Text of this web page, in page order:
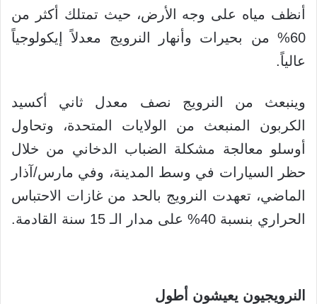
أنظف مياه على وجه الأرض، حيث تمتلك أكثر من
60% من بحيرات وأنهار النرويج معدلاً إيكولوجياً
عالياً.
وينبعث من النرويج نصف معدل ثاني أكسيد
الكربون المنبعث من الولايات المتحدة، وتحاول
أوسلو معالجة مشكلة الضباب الدخاني من خلال
حظر السيارات في وسط المدينة، وفي مارس/آذار
الماضي، تعهدت النرويج بالحد من غازات الاحتباس
الحراري بنسبة 40% على مدار الـ 15 سنة القادمة.
النرويجيون يعيشون أطول